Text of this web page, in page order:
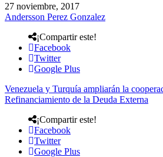
27 noviembre, 2017
Andersson Perez Gonzalez
¡Compartir este!
Facebook
Twitter
Google Plus
Venezuela y Turquía ampliarán la
Refinanciamiento de la Deuda Externa
¡Compartir este!
Facebook
Twitter
Google Plus